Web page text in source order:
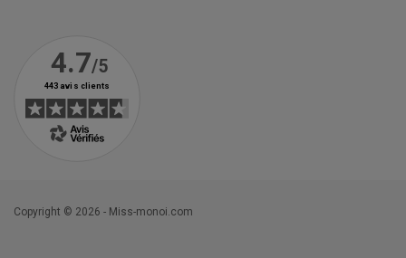
Copyright © 2026 - Miss-monoi.com